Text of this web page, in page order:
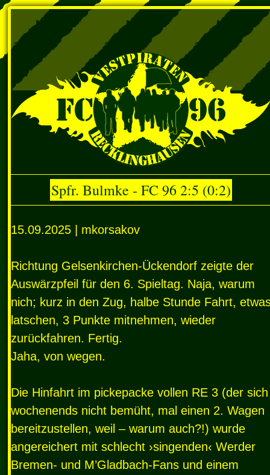
Spfr. Bulmke - FC 96 2:5 (0:2)
15.09.2025 | mkorsakov
Richtung Gelsenkirchen-Ückendorf zeigte der
Auswärzpfeil für den 6. Spieltag. Naja, warum
nich; kurz in den Zug, halbe Stunde Fahrt,
latschen, 3 Punkte mitnehmen, wieder
zurückfahren. Fertig.
Jaha, von wegen.
Die Hinfahrt im pickepacke vollen RE 3 (der sich
wochenends nicht bemüht, mal einen 2. Wagen
bereitzustellen, weil – warum auch?!) wurde
angereichert mit schlecht ›singenden‹ Werder
Bremen- und M’Gladbach-Fans und einem